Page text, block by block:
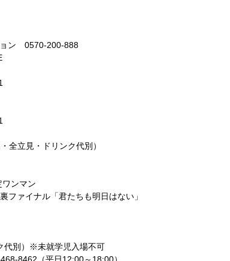
ョン 0570-200-888
立見・ドリンク代別）
ワンマン
ファイナル「君たちも明日はない」
代別）※未就学児入場不可